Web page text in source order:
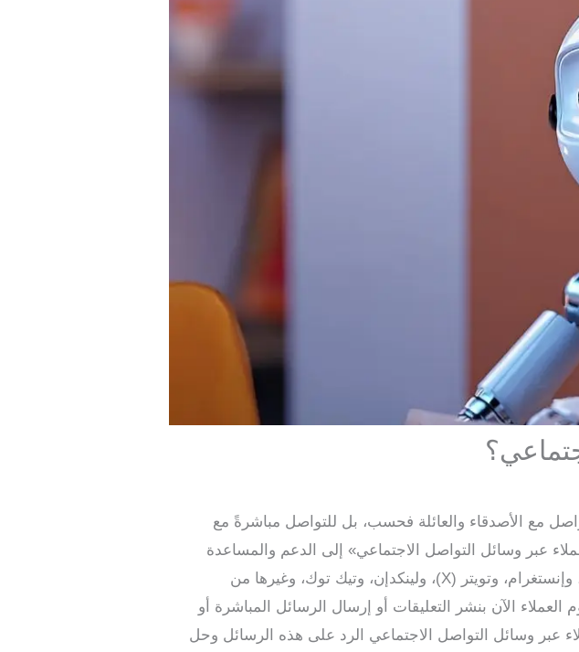
مع الأصدقاء والعائلة فحسب، بل للتواصل مباشرةً مع
عبر وسائل التواصل الاجتماعي» إلى الدعم والمساعدة
التي تقدمها الشركات للعملاء عبر منصات التواصل الاجتماعي مثل فيسبوك، وإنستغرام، وتويتر (X)، ولينكدإن، وتيك توك، وغيرها من
الآن بنشر التعليقات أو إرسال الرسائل المباشرة أو
عبر وسائل التواصل الاجتماعي الرد على هذه الرسائل وحل